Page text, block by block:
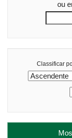
ou
Classificar